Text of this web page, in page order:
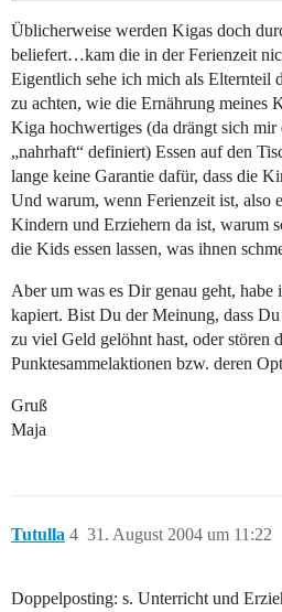
Üblicherweise werden Kigas doch
beliefert…kam die in der Ferienzeit
Eigentlich sehe ich mich als Elternteil
zu achten, wie die Ernährung meines
Kiga hochwertiges (da drängt sich mir
„nahrhaft“ definiert) Essen auf den
lange keine Garantie dafür, dass die
Und warum, wenn Ferienzeit ist, also
Kindern und Erziehern da ist, warum
die Kids essen lassen, was ihnen
Aber um was es Dir genau geht, habe
kapiert. Bist Du der Meinung, dass
zu viel Geld gelöhnt hast, oder stören
Punktesammelaktionen bzw. deren
Gruß
Maja
Tutulla 31. August 2004 um 11:22
4
Doppelposting: s. Unterricht und